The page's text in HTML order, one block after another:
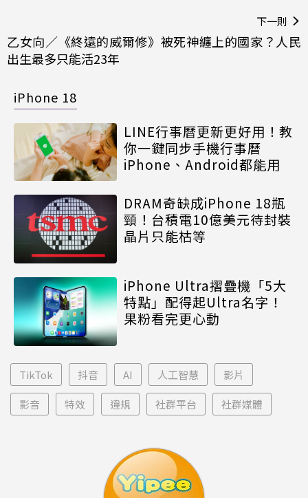
下一則
乙女向／《終遠的威爾修》被死神纏上的國家？人民
出生最多只能活23年
iPhone 18
LINE行事曆更新更好用！教
你一鍵同步手機行事曆
iPhone、Android都能用
DRAM奇缺成iPhone 18瓶
頸！台積電10億美元待封裝
晶片只能枯等
iPhone Ultra摺疊機「5大
特點」配得起Ultra名字！
果粉看完更心動
TikTok 抖音 AI 人工智慧 影片
影音 特效 違規 社群平台 社群媒體